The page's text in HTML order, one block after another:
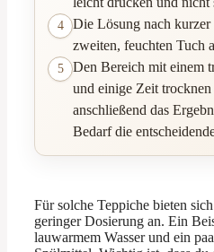
4
Die Lösung nach
zweiten, feuchten Tuch
5
Den Bereich mit einem
und einige Zeit
anschließend das
Bedarf die
Für solche Teppiche bieten
geringer Dosierung an. Ein
lauwarmem Wasser und ein